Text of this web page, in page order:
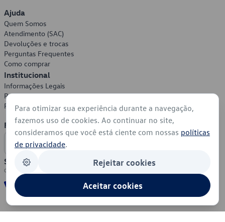
Ajuda
Quem Somos
Atendimento (SAC)
Devoluções e trocas
Perguntas Frequentes
Como comprar
Institucional
Informações Legais
Política de Privacidade
Política de Cookies
Formas de Pagamento
Segurança
Para otimizar sua experiência durante a navegação,
fazemos uso de cookies. Ao continuar no site,
consideramos que você está ciente com nossas políticas
de privacidade.
Rejeitar cookies
Aceitar cookies